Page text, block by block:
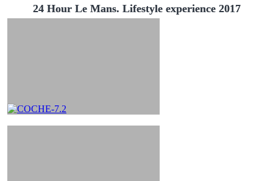
24 Hour Le Mans. Lifestyle experience 2017